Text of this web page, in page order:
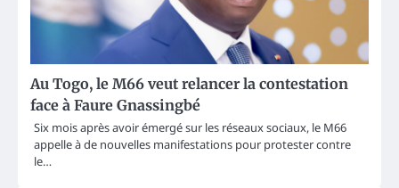
Au Togo, le M66 veut relancer la contestation
face à Faure Gnassingbé
Six mois après avoir émergé sur les réseaux sociaux, le M66
appelle à de nouvelles manifestations pour protester contre
le…